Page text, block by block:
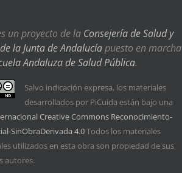
un proyecto de la Consejería de Salud y
la Junta de Andalucíapuesto en marcha
Andaluza de Salud Pública.
Salvo indicación expresa, los materiales
desarrollados por PiCuida están bajo una
Creative Commons Reconocimiento-
SinObraDerivada 4.0Todos los materiales
utilizados en esta obra son propiedad de sus
autores.